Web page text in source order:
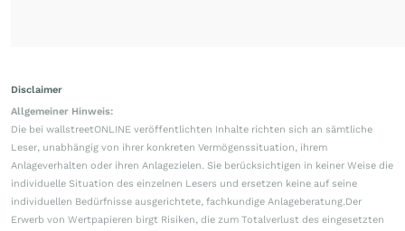
Disclaimer
Allgemeiner Hinweis:
Die bei wallstreetONLINE veröffentlichten Inhalte richten sich an sämtliche
Leser, unabhängig von ihrer konkreten Vermögenssituation, ihrem
Anlageverhalten oder ihren Anlagezielen. Sie berücksichtigen in keiner Weise die
individuelle Situation des einzelnen Lesers und ersetzen keine auf seine
individuellen Bedürfnisse ausgerichtete, fachkundige Anlageberatung.Der
Erwerb von Wertpapieren birgt Risiken, die zum Totalverlust des eingesetzten